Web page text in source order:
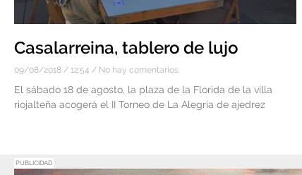
Casalarreina, tablero de lujo
09/08/2018 12:54 No hay comentarios
El sábado 18 de agosto, la plaza de la Florida de la villa
riojalteña acogerá el II Torneo de La Alegría de ajedrez
PUBLICIDAD